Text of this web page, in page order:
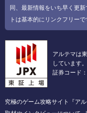
同、最新情報をいち早く更
トは基本的にリンクフリーで
アルテマは
しています。
証券コード
究極のゲーム攻略サイト『アル